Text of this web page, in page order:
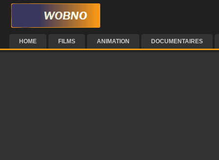
HOME FILMS ANIMATION DOCUMENTAIRES